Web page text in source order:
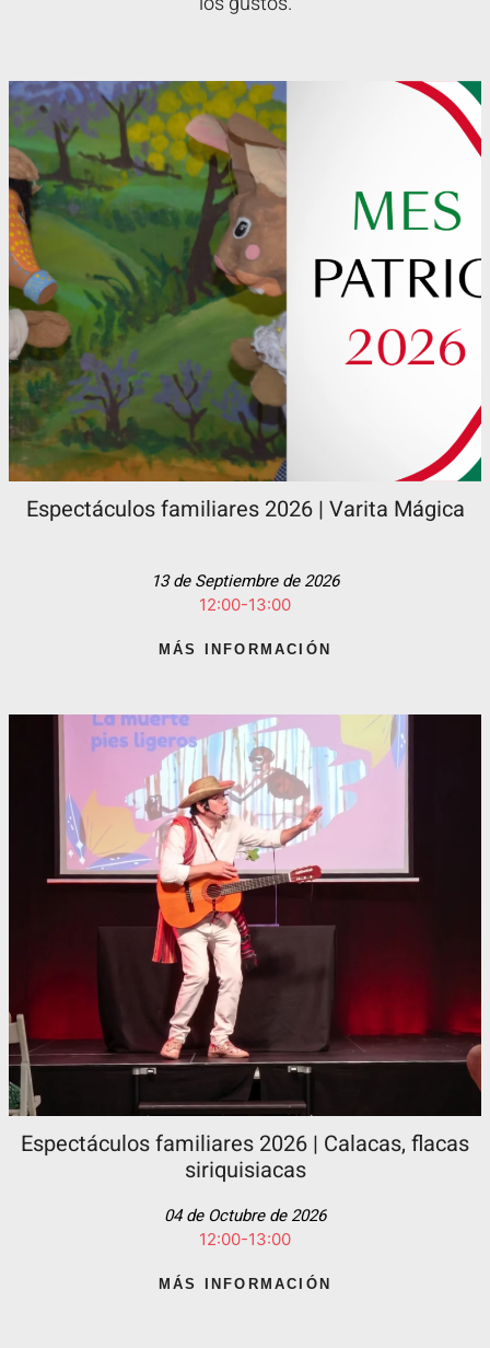
Espectáculos familiares 2026 | Varita Mágica
13 de Septiembre de 2026
12:00-13:00
MÁS INFORMACIÓN
Espectáculos familiares 2026 | Calacas, flacas
siriquisiacas
04 de Octubre de 2026
12:00-13:00
MÁS INFORMACIÓN